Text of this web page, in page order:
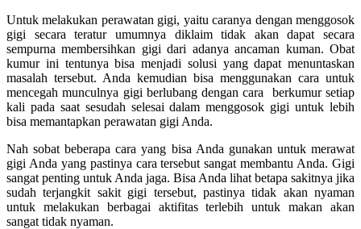
Untuk melakukan perawatan gigi, yaitu caranya dengan menggosok
gigi secara teratur umumnya diklaim tidak akan dapat secara
sempurna membersihkan gigi dari adanya ancaman kuman. Obat
kumur ini tentunya bisa menjadi solusi yang dapat menuntaskan
masalah tersebut. Anda kemudian bisa menggunakan cara untuk
mencegah munculnya gigi berlubang dengan cara berkumur setiap
kali pada saat sesudah selesai dalam menggosok gigi untuk lebih
bisa memantapkan perawatan gigi Anda.
Nah sobat beberapa cara yang bisa Anda gunakan untuk merawat
gigi Anda yang pastinya cara tersebut sangat membantu Anda. Gigi
sangat penting untuk Anda jaga. Bisa Anda lihat betapa sakitnya jika
sudah terjangkit sakit gigi tersebut, pastinya tidak akan nyaman
untuk melakukan berbagai aktifitas terlebih untuk makan akan
sangat tidak nyaman.